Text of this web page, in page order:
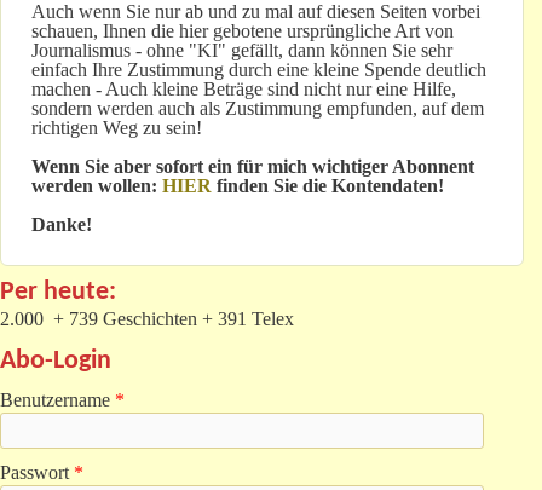
Auch wenn Sie nur ab und zu mal auf diesen Seiten vorbei
schauen, Ihnen die hier gebotene ursprüngliche Art von
Journalismus - ohne "KI" gefällt, dann können Sie sehr
einfach Ihre Zustimmung durch eine kleine Spende deutlich
machen - Auch kleine Beträge sind nicht nur eine Hilfe,
sondern werden auch als Zustimmung empfunden, auf dem
richtigen Weg zu sein!
Wenn Sie aber sofort ein für mich wichtiger Abonnent
werden wollen: HIER finden Sie die Kontendaten!
Danke!
Per heute:
2.000 + 739 Geschichten + 391 Telex
Abo-Login
Benutzername *
Passwort *